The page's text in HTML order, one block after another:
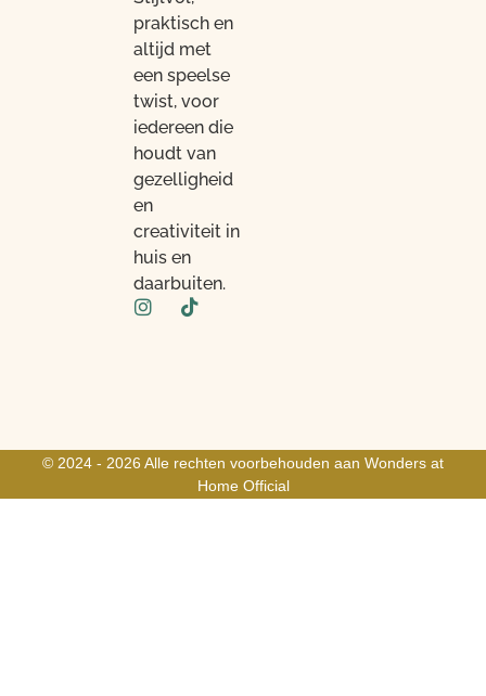
praktisch en
altijd met
een speelse
twist, voor
iedereen die
houdt van
gezelligheid
en
creativiteit in
huis en
daarbuiten.
© 2024 - 2026 Alle rechten voorbehouden aan Wonders at
Home Official